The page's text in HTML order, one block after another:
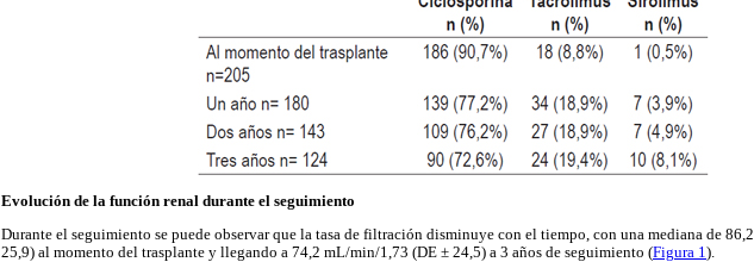
Evolución de la función renal durante el seguimiento
Durante el seguimiento se puede observar que la tasa de filtración disminuye con el tiempo, con una mediana de
25,9) al momento del trasplante y llegando a 74,2 mL/min/1,73 (DE ± 24,5) a 3 años de seguimiento (Figura 1 ).